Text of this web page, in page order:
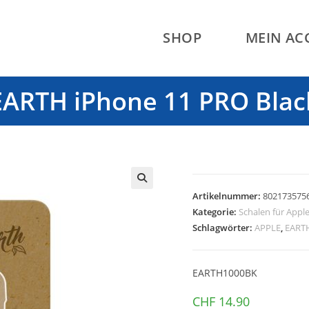
SHOP MEIN
iPhone 11 PRO
Artikelnummer:
Kategorie: Schalen für Apple
Schlagwörter: APPLE,
EARTH1000BK
CHF14.90